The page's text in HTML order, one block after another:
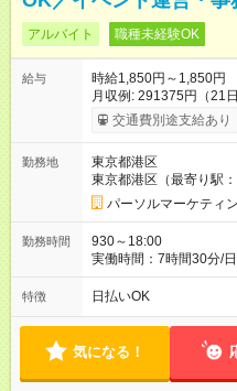
アルバイト 職種未経験OK
給与
時給1,850円～1,850円
月収例: 291375円（21日勤務の場合）
し 交通費別途支給あり
勤務地
東京都港区
東京都港区（最寄り駅：
パーソルマーケティ
勤務時間
930～18:00
実働時間：7時間30分/
特徴 日払いOK
気になる！